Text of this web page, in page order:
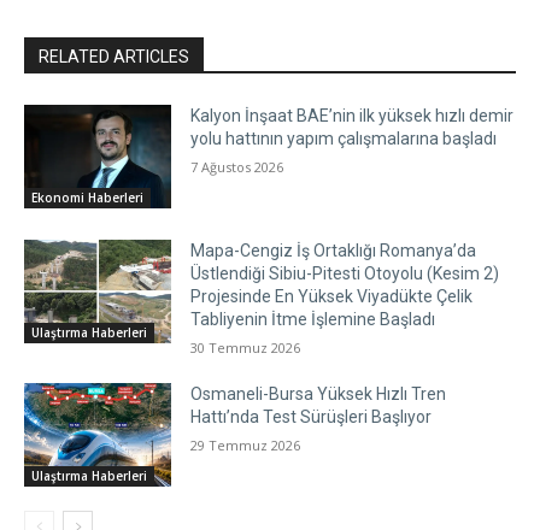
RELATED ARTICLES
Ekonomi Haberleri
Kalyon İnşaat BAE’nin ilk yüksek hızlı demir
yolu hattının yapım çalışmalarına başladı
7 Ağustos 2026
Ulaştırma Haberleri
Mapa-Cengiz İş Ortaklığı Romanya’da
Üstlendiği Sibiu-Pitesti Otoyolu (Kesim 2)
Projesinde En Yüksek Viyadükte Çelik
Tabliyenin İtme İşlemine Başladı
30 Temmuz 2026
Ulaştırma Haberleri
Osmaneli-Bursa Yüksek Hızlı Tren
Hattı’nda Test Sürüşleri Başlıyor
29 Temmuz 2026